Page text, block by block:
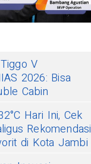
V
2026: Bisa
Cabin
Hari Ini, Cek
Rekomendasi
di Kota Jambi